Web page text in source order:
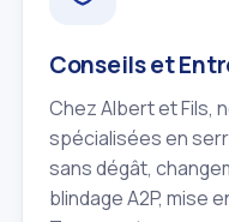
Conseils et
Chez Albert et Fils,
spécialisées en
sans dégât,
blindage A2P, mise